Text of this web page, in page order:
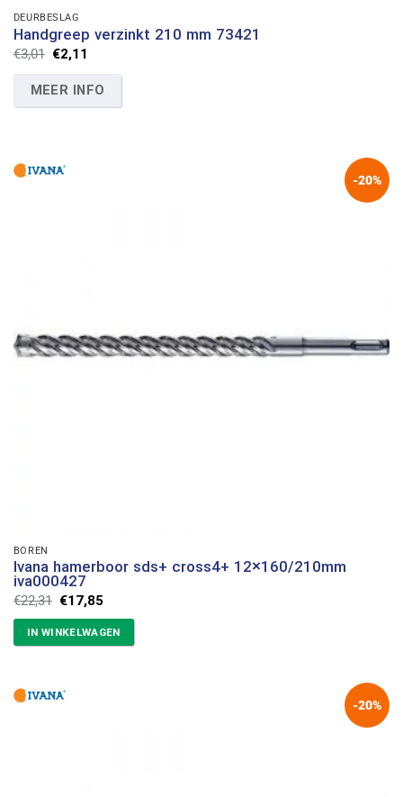
DEURBESLAG
Handgreep verzinkt 210 mm 73421
€3,01 Oorspronkelijke
prijs
€3,01.
€2,11
€2,11.
MEER INFO
-20%
BOREN
Ivana hamerboor sds+ cross4+ 12×160/210mm
iva000427
€22,31 Oorspronkelijke
prijs
was:
€22,31.
€17,85Huidige
is:
€17,85.
IN WINKELWAGEN
-20%